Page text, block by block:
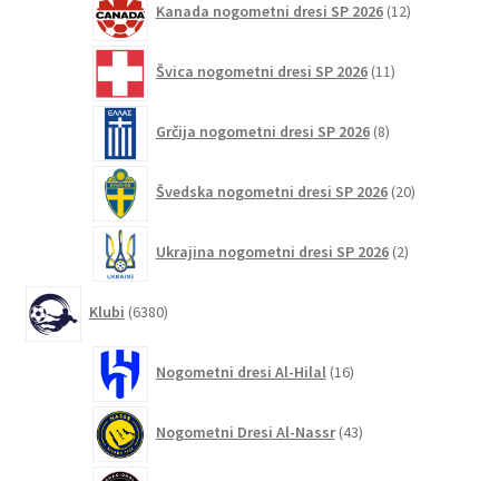
Kanada nogometni dresi SP 2026 12izdelkov
Švica nogometni dresi SP 2026 11izdelkov
Grčija nogometni dresi SP 2026 8izdelkov
Švedska nogometni dresi SP 2026 20izdelkov
Ukrajina nogometni dresi SP 2026 2izdelka
Klubi 6380izdelkov
Nogometni dresi Al-Hilal 16izdelkov
Nogometni Dresi Al-Nassr 43izdelkov